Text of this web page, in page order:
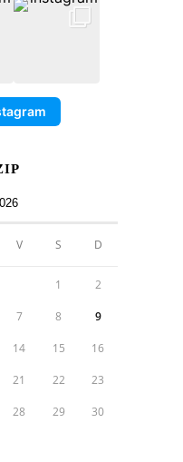
V S D
1 2
7 8 9
14 15 16
21 22 23
28 29 30